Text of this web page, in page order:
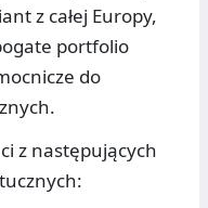
z całej Europy,
portfolio
do
z następujących